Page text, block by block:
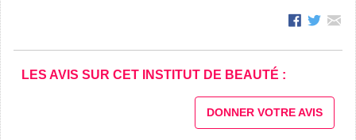
LES AVIS SUR CET INSTITUT DE BEAUTÉ :
DONNER VOTRE AVIS